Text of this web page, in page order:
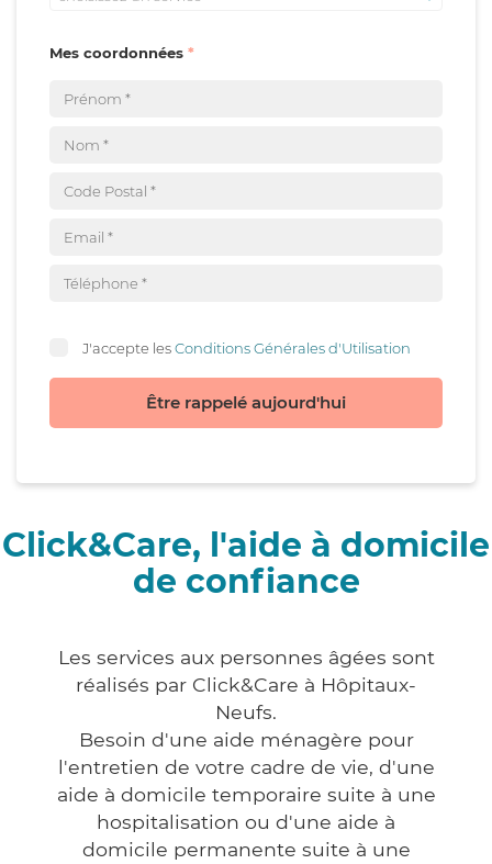
Mes coordonnées
J'accepte lesConditions Générales d'Utilisation
Être rappelé aujourd'hui
Click&Care, l'aide à domicile
de confiance
Les services aux personnes âgées sont
réalisés par Click&Care à Hôpitaux-
Neufs.
Besoin d'une aide ménagère pour
l'entretien de votre cadre de vie, d'une
aide à domicile temporaire suite à une
hospitalisation ou d'une aide à
domicile permanente suite à une